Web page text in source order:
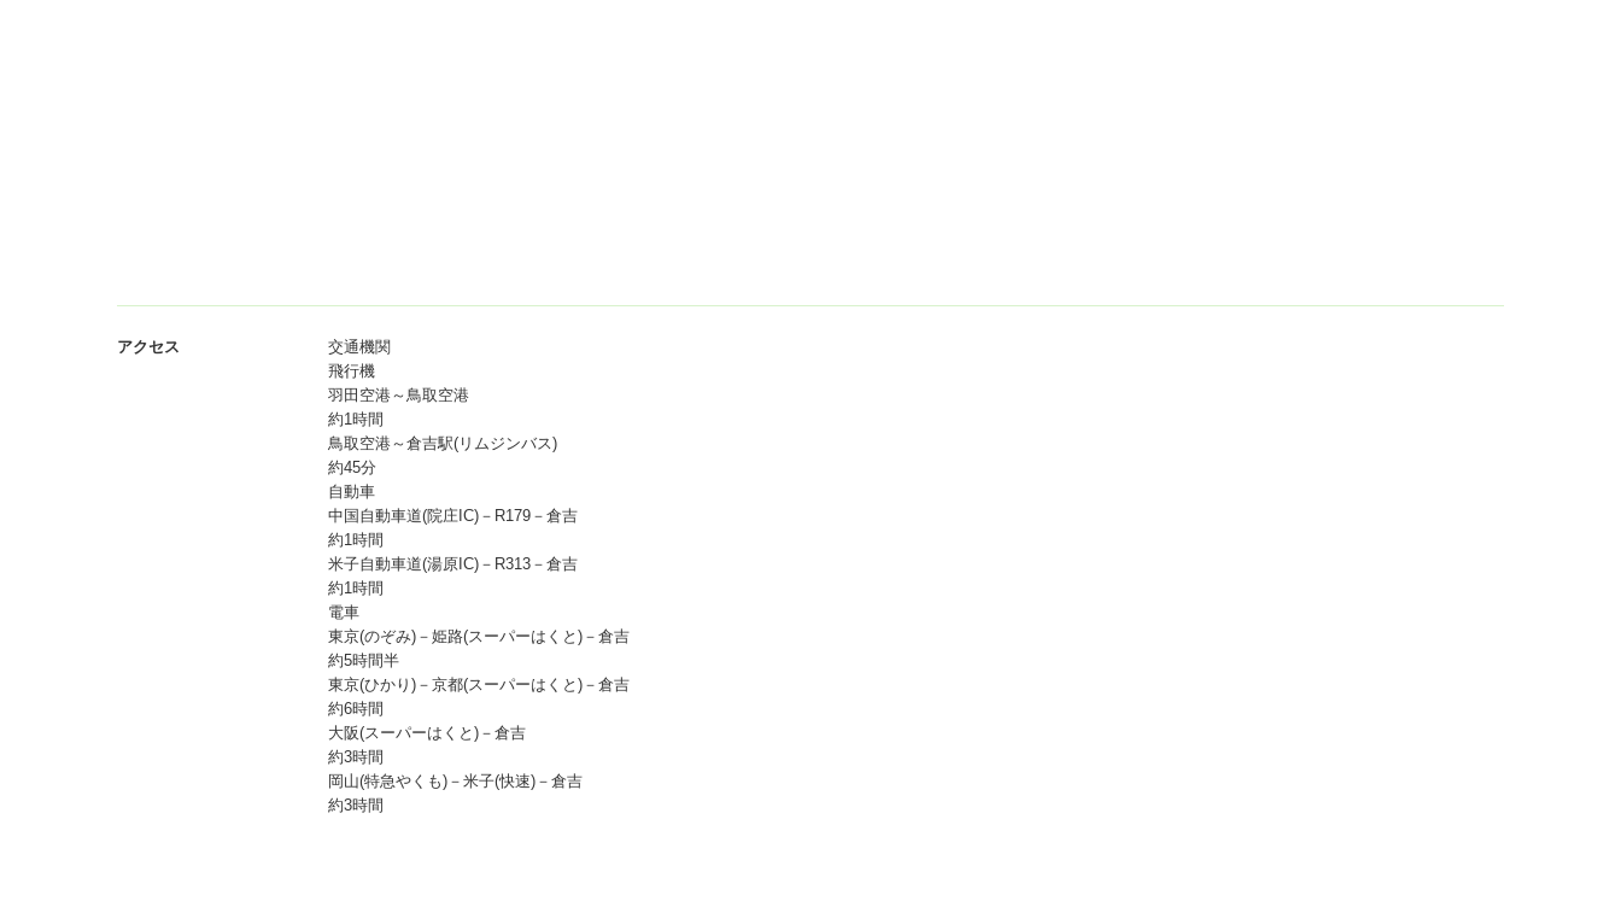
アクセス
交通機関
飛行機
羽田空港～鳥取空港
約1時間
鳥取空港～倉吉駅(リムジンバス)
約45分
自動車
中国自動車道(院庄IC)－R179－倉吉
約1時間
米子自動車道(湯原IC)－R313－倉吉
約1時間
電車
東京(のぞみ)－姫路(スーパーはくと)－倉吉
約5時間半
東京(ひかり)－京都(スーパーはくと)－倉吉
約6時間
大阪(スーパーはくと)－倉吉
約3時間
岡山(特急やくも)－米子(快速)－倉吉
約3時間